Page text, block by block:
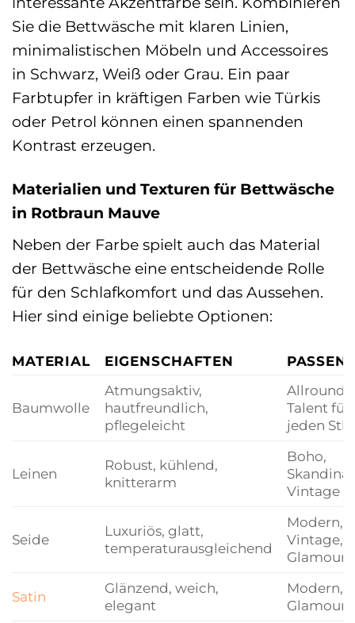
Sie die Bettwäsche mit klaren Linien,
minimalistischen Möbeln und Accessoires
in Schwarz, Weiß oder Grau. Ein paar
Farbtupfer in kräftigen Farben wie Türkis
oder Petrol können einen spannenden
Kontrast erzeugen.
Materialien und Texturen für Bettwäsche
in Rotbraun Mauve
Neben der Farbe spielt auch das Material
der Bettwäsche eine entscheidende Rolle
für den Schlafkomfort und das Aussehen.
Hier sind einige beliebte Optionen:
MATERIAL EIGENSCHAFTEN
Baumwolle
Atmungsaktiv,
hautfreundlich,
pflegeleicht
Allround-
Talent für
jeden Stil
Leinen
Robust, kühlend,
knitterarm
Boho,
Vintage
Seide
Luxuriös, glatt,
temperaturausgleichend
Modern,
Vintage,
Satin
Glänzend, weich,
elegant
Modern,